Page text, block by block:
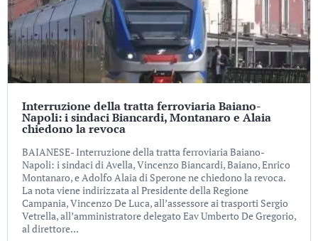
Interruzione della tratta ferroviaria Baiano-
Napoli: i sindaci Biancardi, Montanaro e Alaia
chiedono la revoca
BAIANESE- Interruzione della tratta ferroviaria Baiano-
Napoli: i sindaci di Avella, Vincenzo Biancardi, Baiano, Enrico
Montanaro, e Adolfo Alaia di Sperone ne chiedono la revoca.
La nota viene indirizzata al Presidente della Regione
Campania, Vincenzo De Luca, all’assessore ai trasporti Sergio
Vetrella, all’amministratore delegato Eav Umberto De Gregorio,
al direttore...